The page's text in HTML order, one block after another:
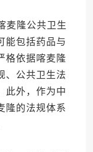
隆公共卫生
能包括药品与
格依据喀麦隆
、公共卫生法
此外，作为中
隆的法规体系